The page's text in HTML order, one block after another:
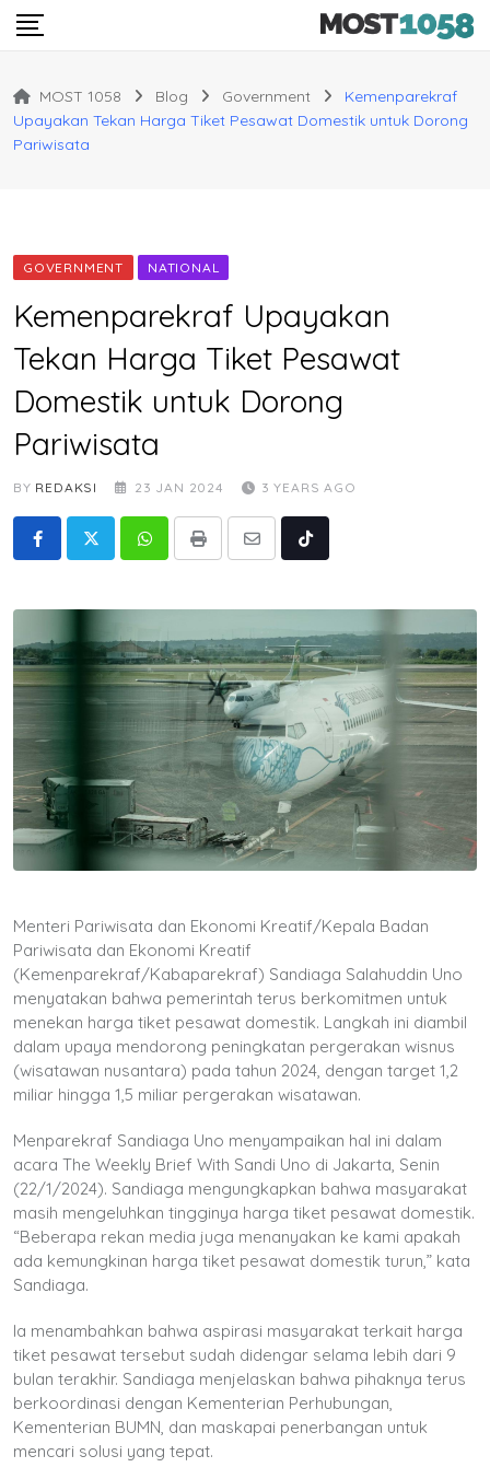
Skip
MOST 1058 Blog Government
Kemenparekraf
Upayakan Tekan Harga Tiket Pesawat Domestik untuk Dorong
Pariwisata
GOVERNMENT NATIONAL
Kemenparekraf Upayakan
Tekan Harga Tiket Pesawat
Domestik untuk Dorong
Pariwisata
BY REDAKSI 23 JAN 2024 3 YEARS AGO
WhatsappPrint
Share
Tiktok
Menteri Pariwisata dan Ekonomi Kreatif/Kepala Badan
Pariwisata dan Ekonomi Kreatif
(Kemenparekraf/Kabaparekraf) Sandiaga Salahuddin Uno
menyatakan bahwa pemerintah terus berkomitmen untuk
menekan harga tiket pesawat domestik. Langkah ini diambil
dalam upaya mendorong peningkatan pergerakan wisnus
(wisatawan nusantara) pada tahun 2024, dengan target 1,2
miliar hingga 1,5 miliar pergerakan wisatawan.
Menparekraf Sandiaga Uno menyampaikan hal ini dalam
acara The Weekly Brief With Sandi Uno di Jakarta, Senin
(22/1/2024). Sandiaga mengungkapkan bahwa masyarakat
masih mengeluhkan tingginya harga tiket pesawat domestik.
“Beberapa rekan media juga menanyakan ke kami apakah
ada kemungkinan harga tiket pesawat domestik turun,” kata
Sandiaga.
Ia menambahkan bahwa aspirasi masyarakat terkait harga
tiket pesawat tersebut sudah didengar selama lebih dari 9
bulan terakhir. Sandiaga menjelaskan bahwa pihaknya terus
berkoordinasi dengan Kementerian Perhubungan,
Kementerian BUMN, dan maskapai penerbangan untuk
mencari solusi yang tepat.